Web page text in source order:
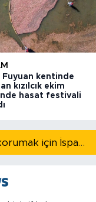
Fuyuan kentinde
kızılcık ekim
hasat festivali
İtalya Başbakanı: Ulusal güvenliği korumak için İspanya ile Schengen kapsamındaki serbest dolaşımı askıya alıyoruz